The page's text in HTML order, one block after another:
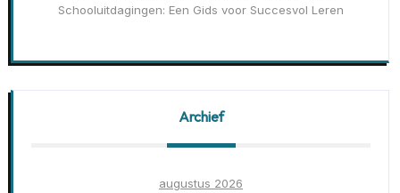
Schooluitdagingen: Een Gids voor Succesvol Leren
Archief
augustus 2026